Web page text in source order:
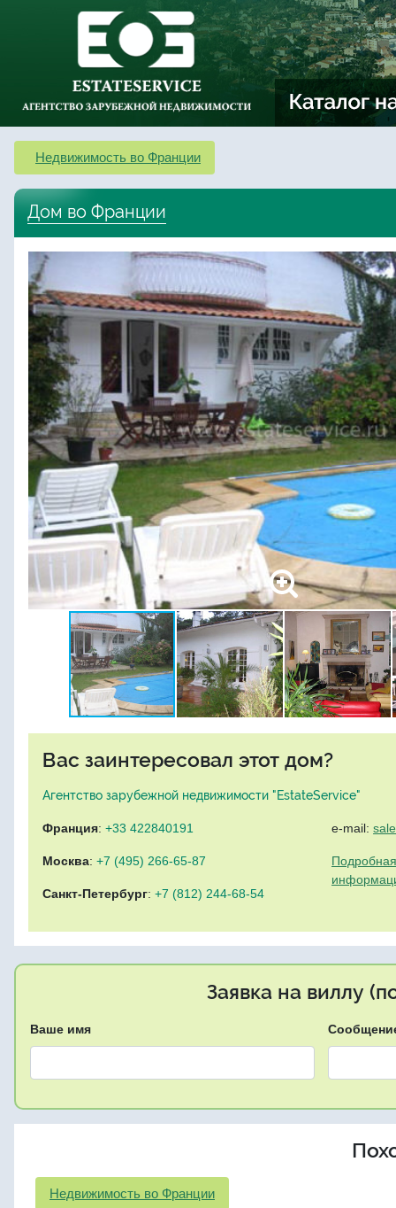
Недвижимость во Франции
Дом во Франции
Вас заинтересовал этот дом?
Агентство зарубежной недвижимости "EstateService"
Франция: +33 422840191
Москва: +7 (495) 266-65-87
Санкт-Петербург: +7 (812) 244-68-54
e-mail:
Заявка на виллу
Ваше имя
Недвижимость во Франции